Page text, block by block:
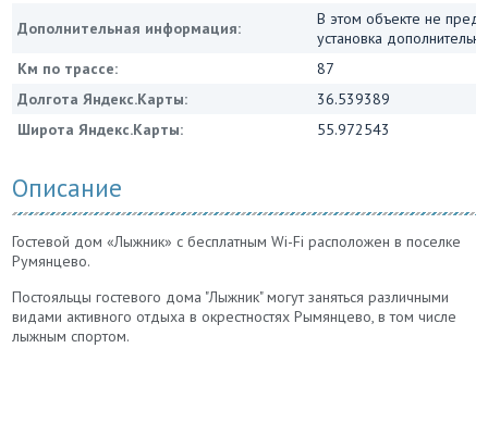
Дополнительная информация:
В этом объекте не
установка
Км по трассе:
87
Долгота Яндекс.Карты:
36.539389
Широта Яндекс.Карты:
55.972543
Описание
Гостевой дом «Лыжник» с бесплатным Wi-Fi расположен в поселке
Румянцево.
Постояльцы гостевого дома "Лыжник" могут заняться различными
видами активного отдыха в окрестностях Рымянцево, в том числе
лыжным спортом.